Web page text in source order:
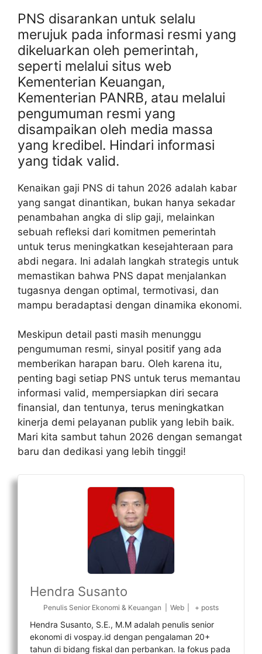
PNS disarankan untuk selalu
merujuk pada informasi resmi yang
dikeluarkan oleh pemerintah,
seperti melalui situs web
Kementerian Keuangan,
Kementerian PANRB, atau melalui
pengumuman resmi yang
disampaikan oleh media massa
yang kredibel. Hindari informasi
yang tidak valid.
Kenaikan gaji PNS di tahun 2026 adalah kabar
yang sangat dinantikan, bukan hanya sekadar
penambahan angka di slip gaji, melainkan
sebuah refleksi dari komitmen pemerintah
untuk terus meningkatkan kesejahteraan para
abdi negara. Ini adalah langkah strategis untuk
memastikan bahwa PNS dapat menjalankan
tugasnya dengan optimal, termotivasi, dan
mampu beradaptasi dengan dinamika ekonomi.
Meskipun detail pasti masih menunggu
pengumuman resmi, sinyal positif yang ada
memberikan harapan baru. Oleh karena itu,
penting bagi setiap PNS untuk terus memantau
informasi valid, mempersiapkan diri secara
finansial, dan tentunya, terus meningkatkan
kinerja demi pelayanan publik yang lebih baik.
Mari kita sambut tahun 2026 dengan semangat
baru dan dedikasi yang lebih tinggi!
Hendra Susanto
Penulis Senior Ekonomi & Keuangan Web + posts
Hendra Susanto, S.E., M.M adalah penulis senior
ekonomi di vospay.id dengan pengalaman 20+
tahun di bidang fiskal dan perbankan. Ia fokus pada